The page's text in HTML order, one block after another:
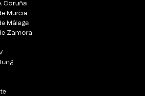
Coruña
Murcia
Málaga
Zamora